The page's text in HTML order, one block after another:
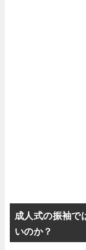
成人式の振袖で
いのか？